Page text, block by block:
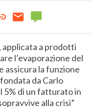
a prodotti
l’evaporazione del
assicura la funzione
da Carlo
5% di un fatturato in
alla crisi”